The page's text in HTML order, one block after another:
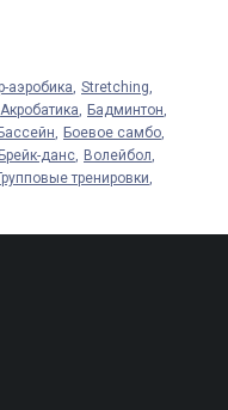
аэробика Stretching
Акробатика
Бадминтон
Бассейн
Боевое самбо
Брейк-данс
Волейбол
тренировки